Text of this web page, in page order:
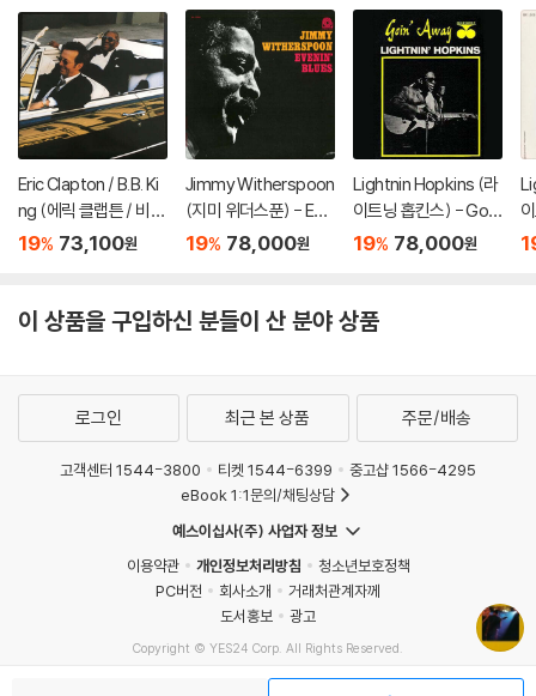
Eric Clapton / B.B. Ki
ng (에릭 클랩튼 / 비비
킹) - Riding With Th
19% 73,100원
Jimmy Witherspoon
(지미 위더스푼) - Eve
nin' Blues [LP]
19% 78,000원
Lightnin Hopkins (라
이트닝 홉킨스) - Goi
n' Away [LP]
19% 78,000원
이 상품을 구입하신 분들이 산 분야 상품
로그인 최근 본 상품 주문/배송
고객센터 1544-3800 티켓 1544-6399
중고샵 1566-4295
eBook 1:1문의/채팅상담
예스이십사(주) 사업자 정보
이용약관
개인정보처리방침
청소년보호정책
PC버전
회사소개
거래처관계자께
도서홍보
광고
Copyright © YES24 Corp. All Rights Reserved.